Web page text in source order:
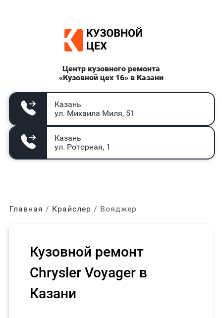
Центр кузовного ремонта
«Кузовной цех 16» в Казани
Казань
ул. Михаила Миля, 51
Казань
ул. Роторная, 1
Главная Крайслер Вояджер
Кузовной ремонт
Chrysler Voyager в
Казани